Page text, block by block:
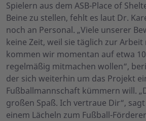
Spielern aus dem ASB-Place of
Beine zu stellen, fehlt es laut Dr.
noch an Personal. „Viele unserer
keine Zeit, weil sie täglich zur
kommen wir momentan auf etwa
regelmäßig mitmachen wollen“,
der sich weiterhin um das Projekt
Fußballmannschaft kümmern will.
großen Spaß. Ich vertraue Dir“,
einem Lächeln zum Fußball-